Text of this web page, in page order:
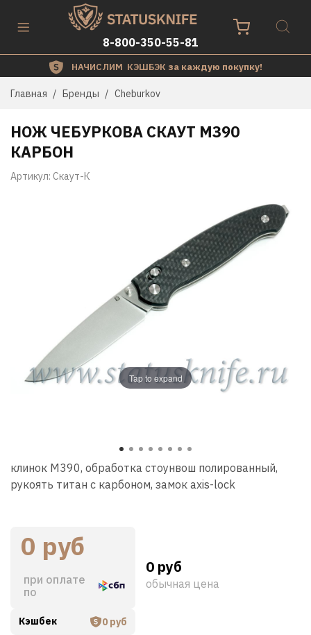
8-800-350-55-81
НАЧИСЛИМ КЭШБЭК за каждую покупку!
Главная Бренды Cheburkov
Tap to expand
Артикул: Скаут-К
НОЖ ЧЕБУРКОВА СКАУТ М390
КАРБОН
клинок М390, обработка стоунвош полированный,
рукоять титан с карбоном, замок axis-lock
0 руб
при оплате
по
Кэшбек 0 руб
0 руб
обычная цена